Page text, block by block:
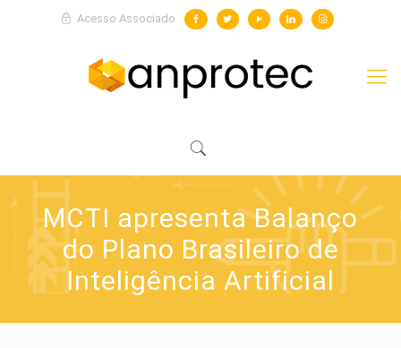
Acesso Associado
MCTI apresenta Balanço
do Plano Brasileiro de
Inteligência Artificial